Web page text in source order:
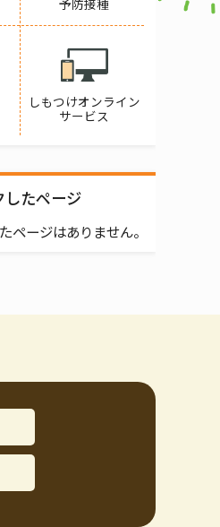
予防接種
しもつけオンライン
サービス
たページ
ページはありません。